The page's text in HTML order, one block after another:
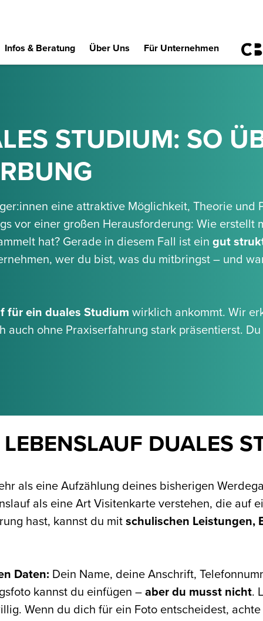
Infos & Beratung Über Uns Für Unternehmen
STUDIUM: SO
eine attraktive Möglichkeit, Theorie und
vor einer großen Herausforderung: Wie erstellt
hat? Gerade in diesem Fall ist eingut
wer du bist, was du mitbringst – und
für ein duales Studium wirklich ankommt. Wir
ohne Praxiserfahrung stark präsentierst.
DUALES
als eine Aufzählung deines bisherigen
als eine Art Visitenkarte verstehen, die auf
hast, kannst du mitschulischen Leistungen,
Daten: Dein Name, deine Anschrift,
kannst du einfügen –aber du musst nicht.
Wenn du dich für ein Foto entscheidest,